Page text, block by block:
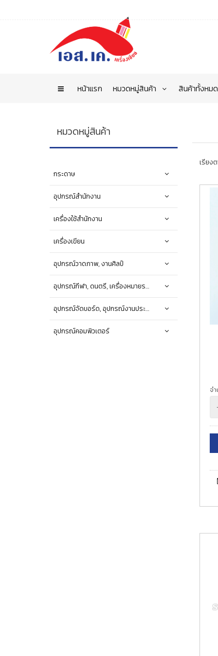
หน้าแรก หมวดหมู่สินค้า สินค้าทั้งหมด
หมวดหมู่สินค้า
กระดาษ
อุปกรณ์สำนักงาน
เครื่องใช้สำนักงาน
เครื่องเขียน
อุปกรณ์วาดภาพ, งานศิลป์
อุปกรณ์กีฬา, ดนตรี, เครื่องหมายราชการ
อุปกรณ์จัดบอร์ด, อุปกรณ์งานประดิษฐ์, DIY, อุปกรณ์ทำความสะอาด
อุปกรณ์คอมพิวเตอร์
เรียง
จ